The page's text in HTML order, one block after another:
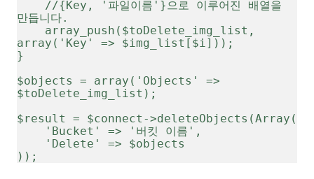
만듭니다.
array('Key' => $img_list[$i]));
}
$objects = array('Objects' =>
$toDelete_img_list);
$result = $connect->deleteObjects(Array(
    'Bucket' => '버킷 이름',
    'Delete' => $objects
));